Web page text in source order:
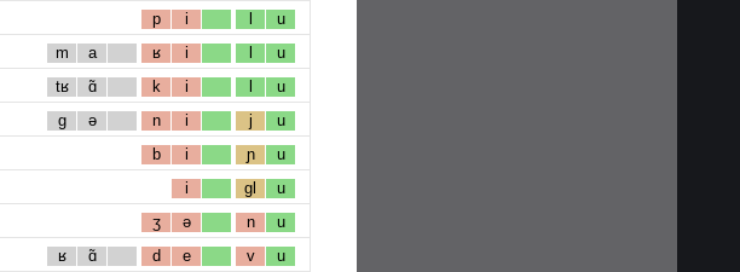
p i l u
m a ʁ i l u
tʁ ɑ̃ k i l u
g ə n i j u
b i ɲ u
i gl u
ʒ ə n u
ʁ ɑ̃ d e v u